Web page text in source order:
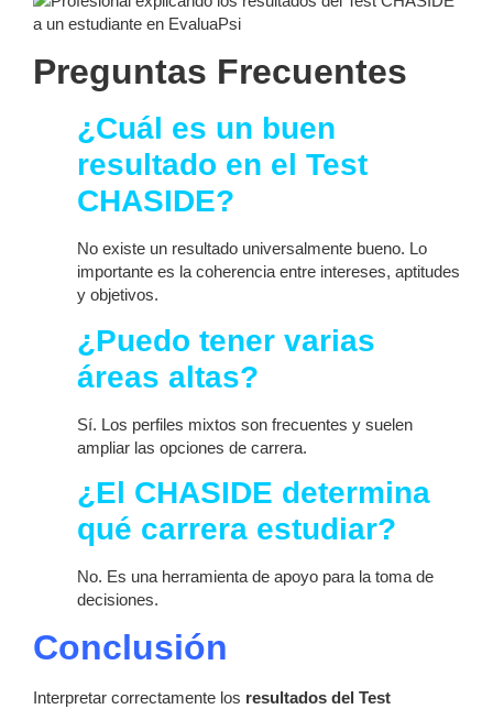
Preguntas Frecuentes
¿Cuál es un buen
resultado en el Test
CHASIDE?
No existe un resultado universalmente bueno. Lo
importante es la coherencia entre intereses, aptitudes
y objetivos.
¿Puedo tener varias
áreas altas?
Sí. Los perfiles mixtos son frecuentes y suelen
ampliar las opciones de carrera.
¿El CHASIDE determina
qué carrera estudiar?
No. Es una herramienta de apoyo para la toma de
decisiones.
Conclusión
Interpretar correctamente los resultados del Test